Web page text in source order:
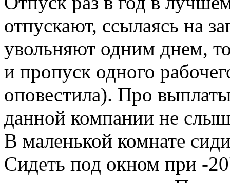
отпускают, ссылаясь на
увольняют одним днем,
и пропуск одного
оповестила). Про
данной компании не
В маленькой комнате
Сидеть под окном при -